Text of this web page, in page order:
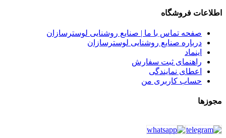
اطلاعات فروشگاه
صفحه تماس با ما | صنایع روشنایی لوسترسازان
درباره صنایع روشنایی لوسترسازان
اینماد
راهنمای ثبت سفارش
اعطای نمایندگی
حساب کاربری من
مجوزها